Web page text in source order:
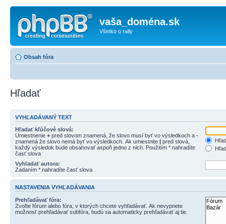
vaša_doména.sk
Všetko o rally
Obsah fóra
Hľadať
VYHĽADÁVANÝ TEXT
Hľadať kľúčové slová:
Umiestnenie + pred slovom znamená, že slovo musí byť vo výsledkoch a -
znamená že slovo nemá byť vo výsledkoch. Ak umiestnite | pred slová,
každý výsledok bude obsahovať aspoň jedno z nich. Použitím * nahradíte
časť slova
Vyhľadať autora:
Zadaním * nahradíte časť slova
NASTAVENIA VYHĽADÁVANIA
Prehľadávať fóra:
Zvoľte fórum alebo fóra, v ktorých chcete vyhľadávať. Ak nevypnete
možnosť prehľadávať subfóra, budú sa automaticky prehľadávať aj tie.